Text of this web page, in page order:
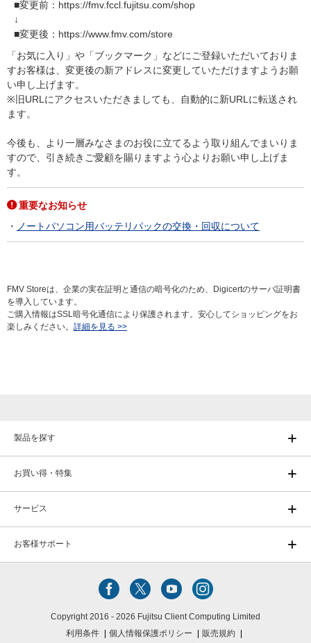
■変更前：https://fmv.fccl.fujitsu.com/shop
↓
■変更後：https://www.fmv.com/store
「お気に入り」や「ブックマーク」などにご登録いただいておりま
すお客様は、変更後の新アドレスに変更していただけますようお願
い申し上げます。
※旧URLにアクセスいただきましても、自動的に新URLに転送され
ます。
今後も、より一層みなさまのお役に立てるよう取り組んでまいりま
すので、引き続きご愛顧を賜りますよう心よりお願い申し上げま
す。
重要なお知らせ
ノートパソコン用バッテリパックの交換・回収について
FMV Storeは、企業の実在証明と通信の暗号化のため、Digicertのサーバ証明書
を導入しています。
ご購入情報はSSL暗号化通信により保護されます。安心してショッピングをお
楽しみください。 詳細を見る >>
製品を探す
お買い得・特集
サービス
お客様サポート
Copyright 2016 - 2026 Fujitsu Client Computing Limited
利用条件
個人情報保護ポリシー 販売規約